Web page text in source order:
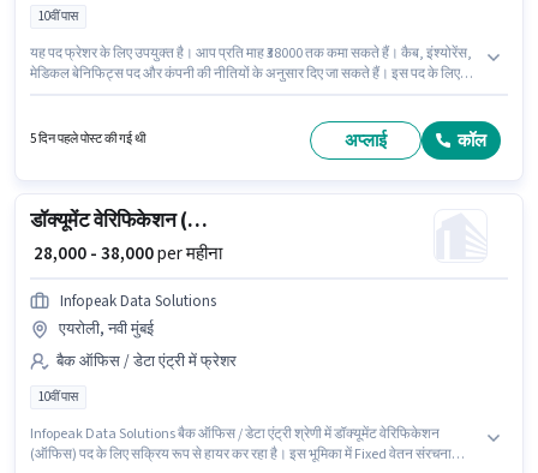
10वीं पास
यह पद फ्रेशर के लिए उपयुक्त है। आप प्रति माह ₹38000 तक कमा सकते हैं। कैब, इंश्योरेंस,
मेडिकल बेनिफिट्स पद और कंपनी की नीतियों के अनुसार दिए जा सकते हैं। इस पद के लिए
Solutions बैक ऑफिस / डेटा एंट्री श्रेणी में डॉक्यूमेंट वेरिफिकेशन (ऑफिस) पद के लिए
5 दिन पहले पोस्ट की गई थी अप्लाई कॉल
डॉक्यूमेंट वेरिफिकेशन (ऑफिस)
₹ 28,000 - 38,000per महीना
Infopeak Data Solutions
एयरोली, नवी मुंबई
बैक ऑफिस / डेटा एंट्री में फ्रेशर
10वीं पास
Infopeak Data Solutions बैक ऑफिस / डेटा एंट्री श्रेणी में डॉक्यूमेंट वेरिफिकेशन
(ऑफिस) पद के लिए सक्रिय रूप से हायर कर रहा है। इस भूमिका में Fixed वेतन संरचना